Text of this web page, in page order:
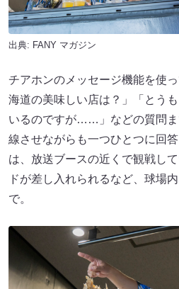
出典: FANY マガジン
チアホンのメッセージ機能を使
海道の美味しい店は？」「とう
いるのですが……」などの質問
線させながらも一つひとつに回
は、放送ブースの近くで観戦し
ドが差し入れられるなど、球場
で。